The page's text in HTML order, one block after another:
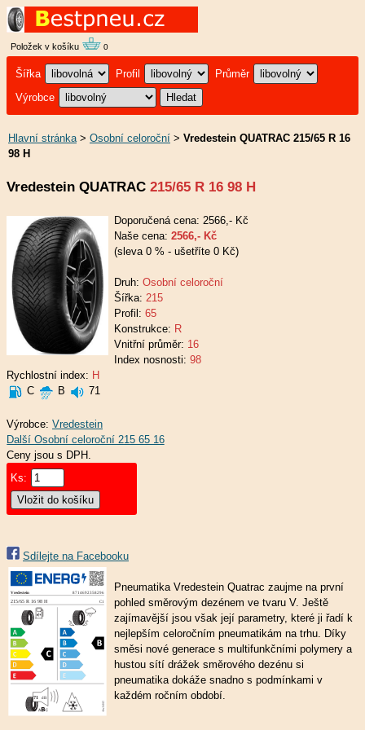
Položek v košíku 0
Šířka Profil
Průměr
Výrobce
Hlavní stránka> Osobní celoroční > Vredestein QUATRAC 215/65 R 16
98 H
Vredestein QUATRAC 215/65 R 16 98 H
Doporučená cena: 2566,- Kč
Naše cena: 2566,- Kč
(sleva 0 % - ušetříte 0 Kč)
Druh: Osobní celoroční
Šířka: 215
Profil: 65
Konstrukce: R
Vnitřní průměr: 16
Index nosnosti: 98
Rychlostní index: H
C
B 71
Výrobce: Vredestein
Ceny jsou s DPH.
Ks:
Sdílejte na Facebooku
Pneumatika Vredestein Quatrac zaujme na první
pohled směrovým dezénem ve tvaru V. Ještě
zajímavější jsou však její parametry, které ji řadí k
nejlepším celoročním pneumatikám na trhu. Díky
směsi nové generace s multifunkčními polymery a
hustou sítí drážek směrového dezénu si
pneumatika dokáže snadno s podmínkami v
každém ročním období.